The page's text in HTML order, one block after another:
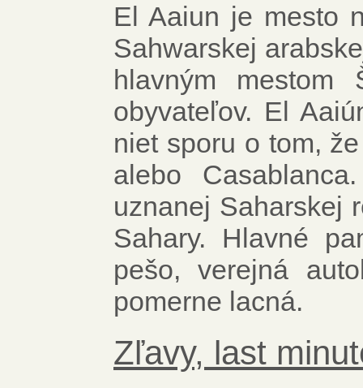
El Aaiun je mesto
Sahwarskej
hlavným mestom
obyvateľov. El
niet sporu o tom,
alebo
uznanej Saharskej
Sahary. Hlavné
pešo, verejná
pomerne lacná.
Zľavy, last